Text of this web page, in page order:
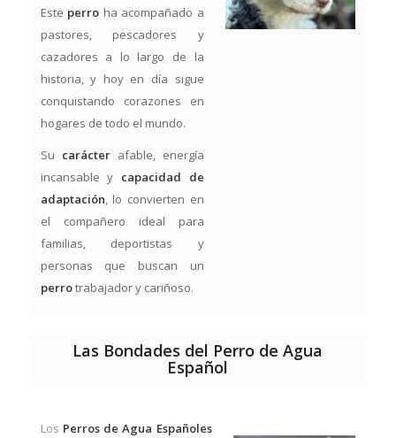
Este perro ha acompañado a
pastores, pescadores y
cazadores a lo largo de la
historia, y hoy en día sigue
conquistando corazones en
hogares de todo el mundo.
Su carácterafable, energía
incansable y capacidad de
adaptación, lo convierten en
el compañero ideal para
familias, deportistas y
personas que buscan un
perrotrabajador y cariñoso.
Las Bondades del Perro de Agua
Español
Los Perros de Agua Españoles